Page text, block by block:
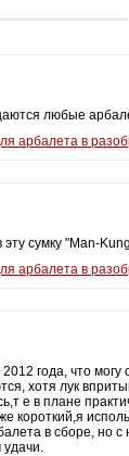
любые
арбалета в
сумку "Man-
арбалета в
года, что
хотя лук
е в плане
короткий,я
в сборе, но
удачи.